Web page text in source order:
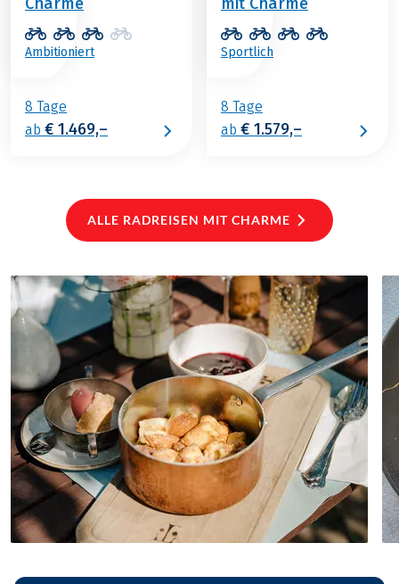
Ambitioniert
8 Tage
ab € 1.469,–
Sportlich
8 Tage
ab € 1.579,–
ALLE RADREISEN MIT CHARME